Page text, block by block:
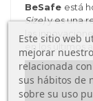
BeSafe está
Size)y es una
las
en los últimos
Este sitio web
mejorar
relacionada
sus hábitos de
sobre su uso